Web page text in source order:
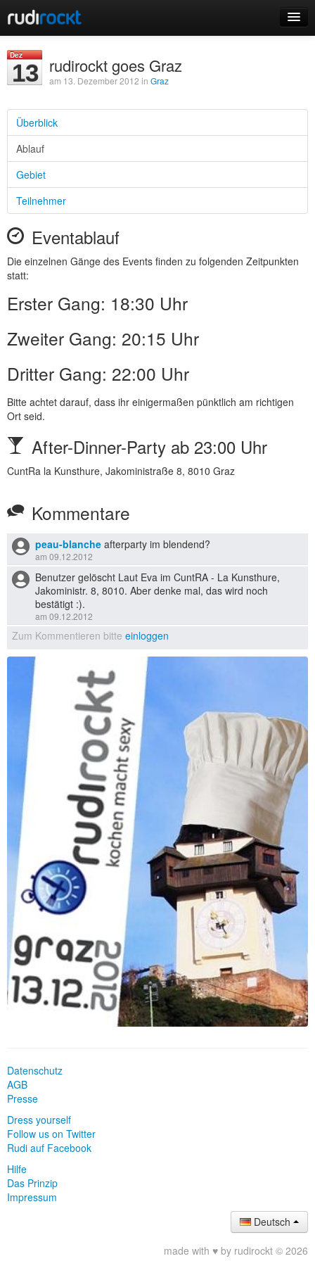
Events
Login
Registrieren
Dez
13 rudirockt goes Graz
am 13. Dezember 2012 in Graz
Überblick
Ablauf
Gebiet
Teilnehmer
Eventablauf
Die einzelnen Gänge des Events finden zu folgenden Zeitpunkten
statt:
Erster Gang: 18:30 Uhr
Zweiter Gang: 20:15 Uhr
Dritter Gang: 22:00 Uhr
Bitte achtet darauf, dass ihr einigermaßen pünktlich am richtigen
Ort seid.
After-Dinner-Party ab 23:00 Uhr
CuntRa la Kunsthure, Jakoministraße 8, 8010 Graz
Kommentare
peau-blanche afterparty im blendend?
am 09.12.2012
Benutzer gelöscht Laut Eva im CuntRA - La Kunsthure,
Jakoministr. 8, 8010. Aber denke mal, das wird noch
bestätigt :).
am 09.12.2012
Zum Kommentieren bitte einloggen
Datenschutz
AGB
Presse
Dress yourself
Follow us on Twitter
Rudi auf Facebook
Hilfe
Das Prinzip
Impressum
Deutsch
made with ♥ by rudirockt © 2026